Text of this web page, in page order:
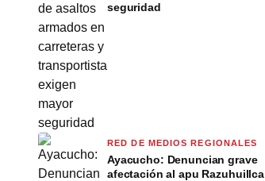
seguridad
RED DE MEDIOS REGIONALES
Ayacucho: Denuncian grave
afectación al apu Razuhuillca